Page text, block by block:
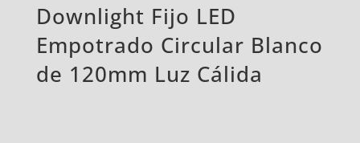
Downlight Fijo LED
Empotrado Circular Blanco
de 120mm Luz Cálida